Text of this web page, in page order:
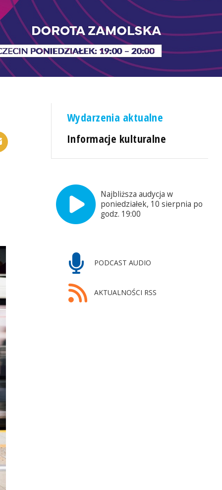
Wydarzenia aktualne
Informacje kulturalne
Najbliższa audycja w
poniedziałek, 10 sierpnia po
godz. 19:00
PODCAST AUDIO
AKTUALNOŚCI RSS